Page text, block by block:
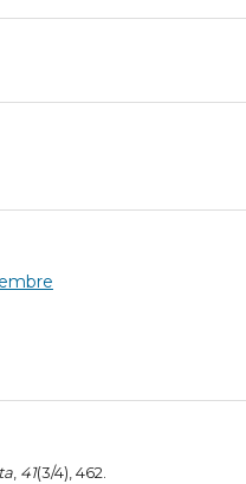
, 41(3/4), 462.